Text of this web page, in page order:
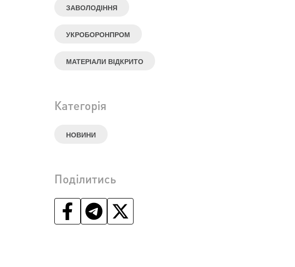
ЗАВОЛОДІННЯ
УКРОБОРОНПРОМ
МАТЕРІАЛИ ВІДКРИТО
Категорія
НОВИНИ
Поділитись